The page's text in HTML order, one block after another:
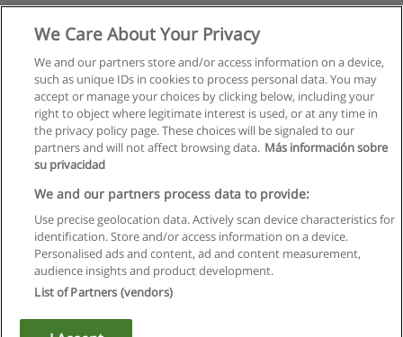
Regulamin
Polityka ochrony danych osobowych
We Care About Your Privacy
We and our partners store and/or access information on a device,
such as unique IDs in cookies to process personal data. You may
accept or manage your choices by clicking below, including your
right to object where legitimate interest is used, or at any time in
the privacy policy page. These choices will be signaled to our
partners and will not affect browsing data. Más información sobre
su privacidad
We and our partners process data to provide:
Use precise geolocation data. Actively scan device characteristics for
identification. Store and/or access information on a device.
Personalised ads and content, ad and content measurement,
audience insights and product development.
List of Partners (vendors)